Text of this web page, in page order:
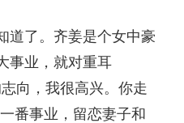
道了。齐姜是个女中豪
事业，就对重耳
向，我很高兴。你走
番事业，留恋妻子和